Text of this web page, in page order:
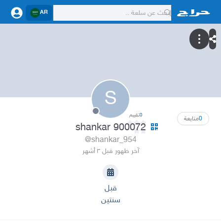
AR
S
0متابعة 0تقييم
shankar 900072
@shankar_954
آخر ظهور قبل ٣ أشهر
قبل
سنتين